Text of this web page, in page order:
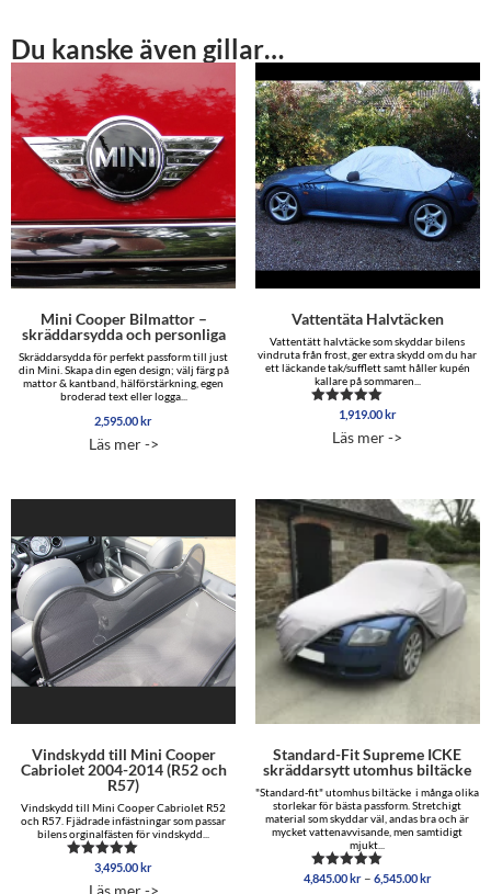
Du kanske även gillar…
Mini Cooper Bilmattor –
skräddarsydda och personliga
Skräddarsydda för perfekt passform till just
din Mini. Skapa din egen design; välj färg på
mattor & kantband, hälförstärkning, egen
broderad text eller logga...
2,595.00kr
Läs mer ->
Vattentäta Halvtäcken
Vattentätt halvtäcke som skyddar bilens
vindruta från frost, ger extra skydd om du har
ett läckande tak/sufflett samt håller kupén
kallare på sommaren...
Betygsatt
av 5
1,919.00kr
Läs mer ->
Vindskydd till Mini Cooper
Cabriolet 2004-2014 (R52 och
R57)
Vindskydd till Mini Cooper Cabriolet R52
och R57. Fjädrade infästningar som passar
bilens orginalfästen för vindskydd...
Betygsatt
3,495.00kr
Läs mer ->
Standard-Fit Supreme ICKE
skräddarsytt utomhus biltäcke
"Standard-fit" utomhus biltäcke i många olika
storlekar för bästa passform. Stretchigt
material som skyddar väl, andas bra och är
mycket vattenavvisande, men samtidigt
mjukt...
Betygsatt
4,845.00kr – 6,545.00kr